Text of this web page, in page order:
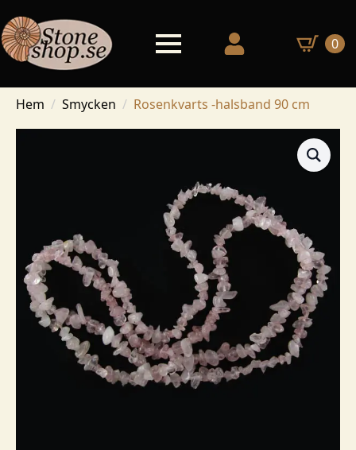
0
Hem Smycken Rosenkvarts -halsband 90 cm